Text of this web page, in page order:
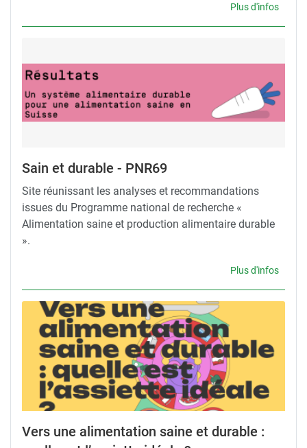
Plus d'infos
Sain et durable - PNR69
Site réunissant les analyses et recommandations
issues du Programme national de recherche «
Alimentation saine et production alimentaire durable
».
Plus d'infos
Vers une alimentation saine et durable :